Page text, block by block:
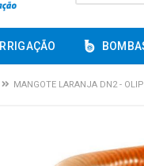
IRRIGAÇÃO
MANGOTE LARANJA DN2 -